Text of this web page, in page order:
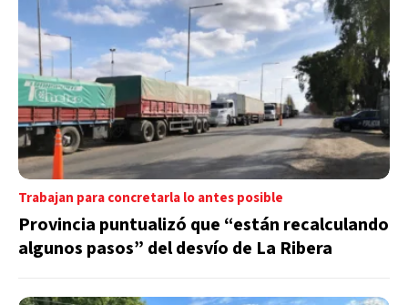
Trabajan para concretarla lo antes posible
Provincia puntualizó que “están recalculando
algunos pasos” del desvío de La Ribera